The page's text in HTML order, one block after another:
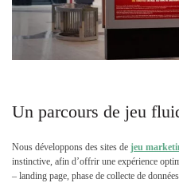
Un parcours de jeu
Nous développons des sites de jeu
instinctive, afin d’offrir une expérience
– landing page, phase de collecte de